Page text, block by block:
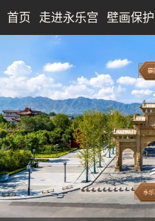
首页 走进永乐宫 壁画保护
永乐宫研究院
文化产业